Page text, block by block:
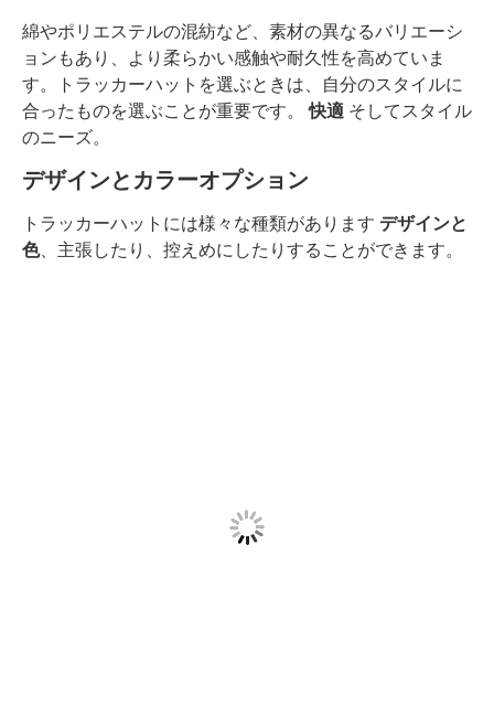
綿やポリエステルの混紡など、素材の異なるバリエーシ
ョンもあり、より柔らかい感触や耐久性を高めていま
す。トラッカーハットを選ぶときは、自分のスタイルに
合ったものを選ぶことが重要です。快適 そしてスタイル
のニーズ。
デザインとカラーオプション
トラッカーハットには様々な種類があります デザインと
色、主張したり、控えめにしたりすることができます。